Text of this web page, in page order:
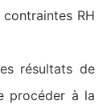
RH
résultats de
procéder à la